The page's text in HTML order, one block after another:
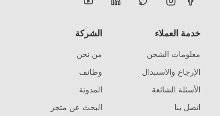
خدمة العملاء
معلومات الشحن
الإرجاع والاستبدال
الأسئلة الشائعة
اتصل بنا
الشركة
من نحن
وظائف
المدونة
البحث عن متجر